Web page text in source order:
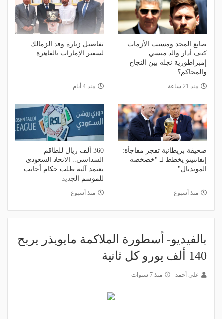
صانع المجد ومسبب الأزمات..
كيف أدار والد ميسي
إمبراطورية نجله بين النجاح
والمحاكم؟
منذ 21 ساعة
تفاصيل زيارة وفد الزمالك
لسفير الإمارات بالقاهرة
منذ 4 أيام
صحيفة بريطانية تفجر مفاجأة:
إنفانتينو يخطط لـ "خصخصة
المونديال"
منذ أسبوع
360 ألف ريال للطاقم
السداسي.. الاتحاد السعودي
يعتمد آلية طلب حكام أجانب
للموسم الجديد
منذ أسبوع
بالفيديو- أسطورة الملاكمة مايويذر يربح
140 ألف يورو كل ثانية
علي أحمد منذ 7 سنوات